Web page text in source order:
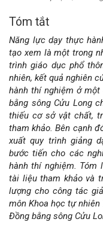
Nội
dung
chính
của
bài
viết
Tóm tắt
Năng lực dạy thực
tạo xem là một trong
trình giáo dục phổ
nhiên, kết quả nghiên
hành thí nghiệm ở
bằng sông Cửu Long
thiếu cơ sở vật chất,
tham khảo. Bên cạnh
xuất quy trình giảng
bước tiến cho các
hành thí nghiệm. Tóm
tài liệu tham khảo và
lượng cho công tác
môn Khoa học tự
Đồng bằng sông Cửu